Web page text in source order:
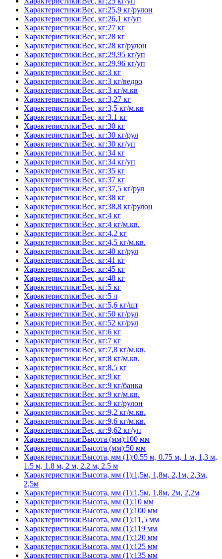
Характеристики:Вес, кг:25,9 кг/рулон
Характеристики:Вес, кг:26,1 кг/уп
Характеристики:Вес, кг:27 кг
Характеристики:Вес, кг:28 кг
Характеристики:Вес, кг:28 кг/рулон
Характеристики:Вес, кг:29,95 кг/уп
Характеристики:Вес, кг:29,96 кг/уп
Характеристики:Вес, кг:3 кг
Характеристики:Вес, кг:3 кг/ведро
Характеристики:Вес, кг:3 кг/м.кв
Характеристики:Вес, кг:3,27 кг
Характеристики:Вес, кг:3,5 кг/м.кв
Характеристики:Вес, кг:3.1 кг
Характеристики:Вес, кг:30 кг
Характеристики:Вес, кг:30 кг/рул
Характеристики:Вес, кг:30 кг/уп
Характеристики:Вес, кг:34 кг
Характеристики:Вес, кг:34 кг/уп
Характеристики:Вес, кг:35 кг
Характеристики:Вес, кг:37 кг
Характеристики:Вес, кг:37,5 кг/рул
Характеристики:Вес, кг:38 кг
Характеристики:Вес, кг:38,8 кг/рулон
Характеристики:Вес, кг:4 кг
Характеристики:Вес, кг:4 кг/м.кв.
Характеристики:Вес, кг:4,2 кг
Характеристики:Вес, кг:4,5 кг/м.кв.
Характеристики:Вес, кг:40 кг/рул
Характеристики:Вес, кг:41 кг
Характеристики:Вес, кг:45 кг
Характеристики:Вес, кг:48 кг
Характеристики:Вес, кг:5 кг
Характеристики:Вес, кг:5 л
Характеристики:Вес, кг:5,6 кг/шт
Характеристики:Вес, кг:50 кг/рул
Характеристики:Вес, кг:52 кг/рул
Характеристики:Вес, кг:6 кг
Характеристики:Вес, кг:7 кг
Характеристики:Вес, кг:7,8 кг/м.кв.
Характеристики:Вес, кг:8 кг/м.кв.
Характеристики:Вес, кг:8,5 кг
Характеристики:Вес, кг:9 кг
Характеристики:Вес, кг:9 кг/банка
Характеристики:Вес, кг:9 кг/м.кв.
Характеристики:Вес, кг:9 кг/рулон
Характеристики:Вес, кг:9,2 кг/м.кв.
Характеристики:Вес, кг:9,6 кг/м.кв.
Характеристики:Вес, кг:9,62 кг/уп
Характеристики:Высота (мм):100 мм
Характеристики:Высота (мм):50 мм
Характеристики:Высота, мм (1):0.55 м, 0.75 м, 1 м, 1,3 м,
1.5 м, 1.8 м, 2 м, 2.2 м, 2.5 м
Характеристики:Высота, мм (1):1,5м, 1,8м, 2,1м, 2,3м,
2,5м
Характеристики:Высота, мм (1):1,5м, 1,8м, 2м, 2,2м
Характеристики:Высота, мм (1):10 мм
Характеристики:Высота, мм (1):100 мм
Характеристики:Высота, мм (1):11,5 мм
Характеристики:Высота, мм (1):119 мм
Характеристики:Высота, мм (1):120 мм
Характеристики:Высота, мм (1):125 мм
Характеристики:Высота, мм (1):135 мм